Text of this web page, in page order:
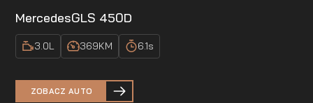
MercedesGLS 450D
3.0L 369KM 6.1s
ZOBACZ AUTO